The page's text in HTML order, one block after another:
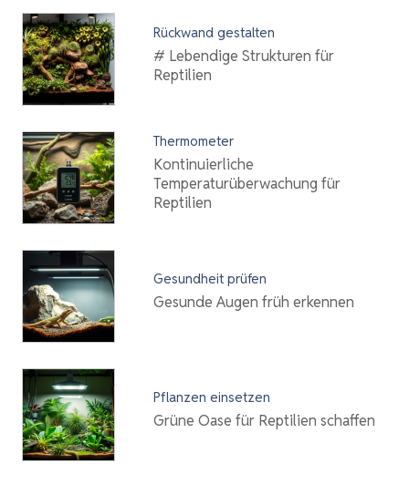
Rückwand gestalten
# Lebendige Strukturen für
Reptilien
Thermometer
Kontinuierliche
Temperaturüberwachung für
Reptilien
Gesundheit prüfen
Gesunde Augen früh erkennen
Pflanzen einsetzen
Grüne Oase für Reptilien schaffen